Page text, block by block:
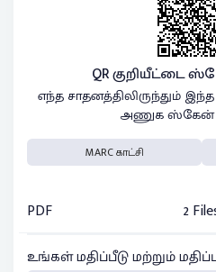
QR குறியீட்டை
எந்த சாதனத்திலிருந்தும்
அணுக ஸ்கேன்
MARC காட்சி
PDF
2
உங்கள் மதிப்பீடு மற்றும்